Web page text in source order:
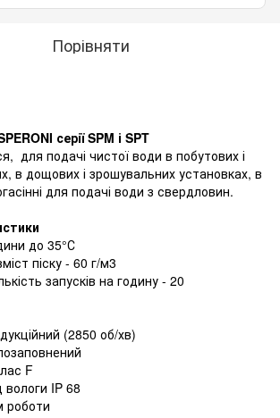
Порівняти
серії SPM і SPT
для подачі чистої води в побутових і
в дощових і зрошувальних установках, в
для подачі води з свердловин.
до 35°С
піску - 60 г/м3
запусків на годину - 20
(2850 об/хв)
F
вологи IP 68
роботи